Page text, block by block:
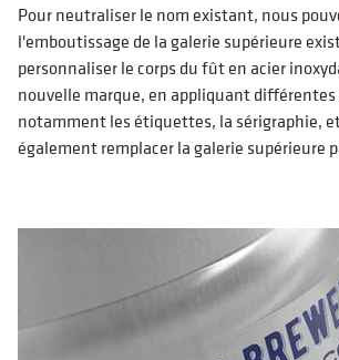
Pour neutraliser le nom existant, nous
l'emboutissage de la galerie supérieure
personnaliser le corps du fût en acier
nouvelle marque, en appliquant
notamment les étiquettes, la sérigraphie,
également remplacer la galerie supérieure